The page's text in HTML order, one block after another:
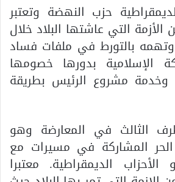
حزب النهضة وتعتبر
التي عاشتها البلاد خلال
وتهمه بالتورط في ملفات فساد
الإسلامية بدورها خصومها
وخدمة مشروع الرئيس بطريقة
الثالث في المعارضة وهو
المشاركة في مسيرات مع
الديمقراطية. معتبرا